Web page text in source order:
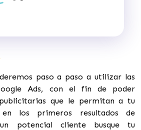
paso a paso a utilizar las
Ads, con el fin de poder
que le permitan a tu
en los primeros resultados de
un potencial cliente busque tu